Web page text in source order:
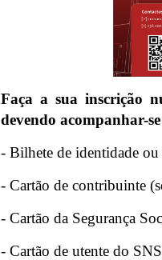
Faça a sua inscrição
devendo acompanhar-
- Bilhete de identidade
- Cartão de contribuinte
- Cartão da Segurança
- Cartão de utente do